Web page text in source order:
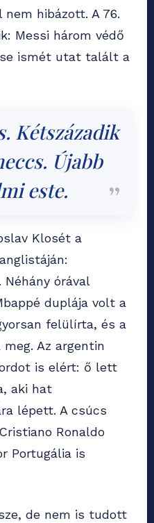
hibázott. A 76.
Messi három védő
ismét utat talált a
Kétszázadik
Újabb
este.
Klosét a
órával
duplája volt a
felülírta, és a
Az argentin
is elért: ő lett
aki hat
lépett. A csúcs
Ronaldo
Portugália is
de nem is tudott